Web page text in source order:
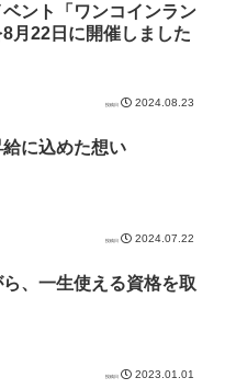
ント「ワンコインラン
月22日に開催しました
2024.08.23
に込めた想い
2024.07.22
、一生使える資格を取
2023.01.01